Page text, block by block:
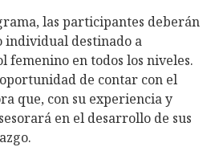
las participantes deberán
destinado a
en todos los niveles.
de contar con el
que, con su experiencia y
en el desarrollo de sus